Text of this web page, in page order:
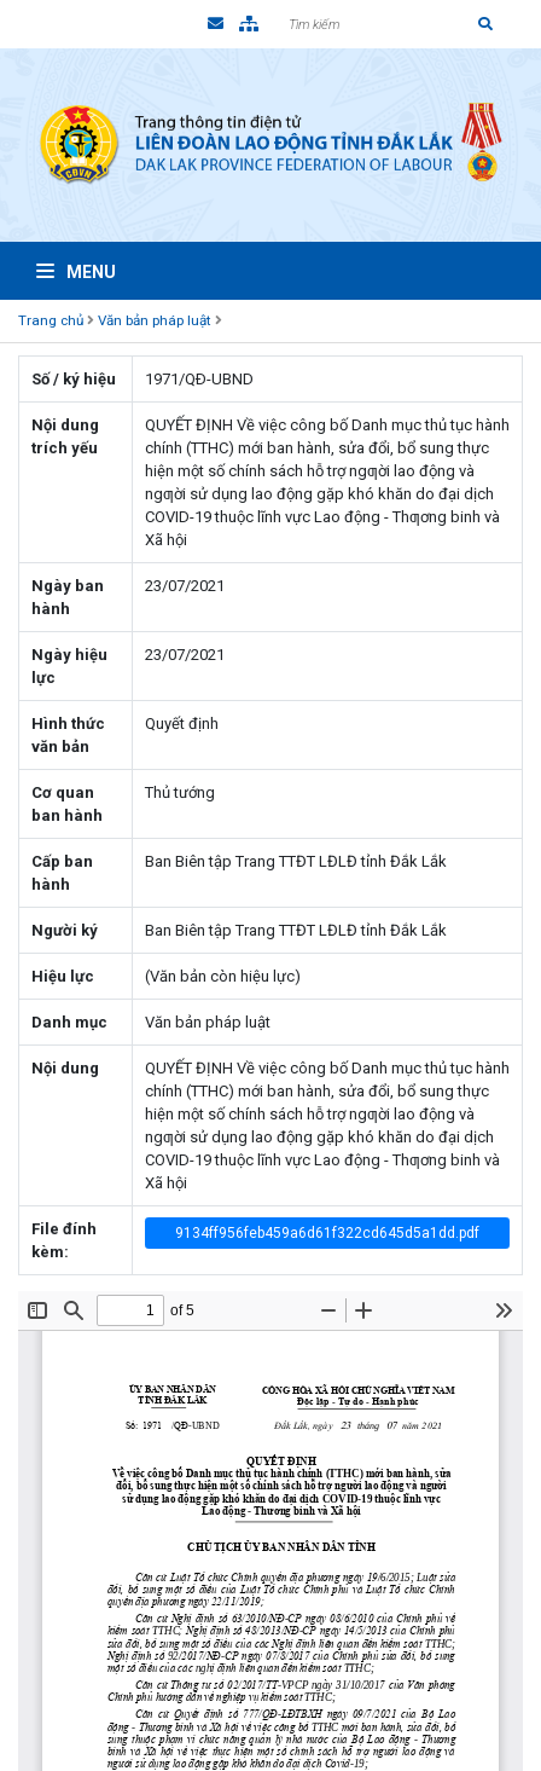
MENU
Trang chủ Văn bản pháp luật
Số / ký hiệu 1971/QÐ-UBND
Nội dung
trích yếu
QUYẾT ĐỊNH Về việc công bố Danh mục thủ tục hành
chính (TTHC) mới ban hành, sửa đổi, bổ sung thực
hiện một số chính sách hỗ trợ ngƣời lao động và
ngƣời sử dụng lao động gặp khó khăn do đại dịch
COVID-19 thuộc lĩnh vực Lao động - Thƣơng binh và
Xã hội
Ngày ban
hành
23/07/2021
Ngày hiệu
lực
23/07/2021
Hình thức
văn bản
Quyết định
Cơ quan
ban hành
Thủ tướng
Cấp ban
hành
Ban Biên tập Trang TTĐT LĐLĐ tỉnh Đắk Lắk
Người ký Ban Biên tập Trang TTĐT LĐLĐ tỉnh Đắk Lắk
Hiệu lực (Văn bản còn hiệu lực)
Danh mục Văn bản pháp luật
Nội dung
QUYẾT ĐỊNH Về việc công bố Danh mục thủ tục hành
chính (TTHC) mới ban hành, sửa đổi, bổ sung thực
hiện một số chính sách hỗ trợ ngƣời lao động và
ngƣời sử dụng lao động gặp khó khăn do đại dịch
COVID-19 thuộc lĩnh vực Lao động - Thƣơng binh và
Xã hội
File đính
kèm:
9134ff956feb459a6d61f322cd645d5a1dd.pdf